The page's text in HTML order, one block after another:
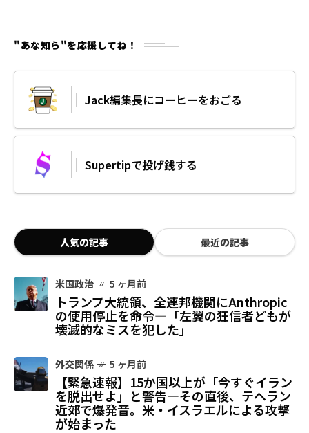
"あな知ら"を応援してね！
Jack編集長にコーヒーをおごる
Supertipで投げ銭する
人気の記事 最近の記事
米国政治 5 ヶ月前
トランプ大統領、全連邦機関にAnthropic
の使用停止を命令—「左翼の狂信者どもが
壊滅的なミスを犯した」
外交関係 5 ヶ月前
【緊急速報】15か国以上が「今すぐイラン
を脱出せよ」と警告—その直後、テヘラン
近郊で爆発音。米・イスラエルによる攻撃
が始まった